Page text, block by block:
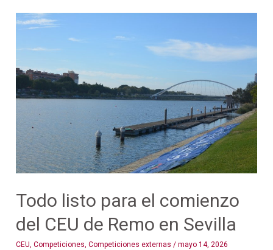
Todo listo para el comienzo
del CEU de Remo en Sevilla
CEU,Competiciones,Competiciones externas /mayo 14, 2026
Todo
para
el
comienzo
de
Remo
en
Sevilla